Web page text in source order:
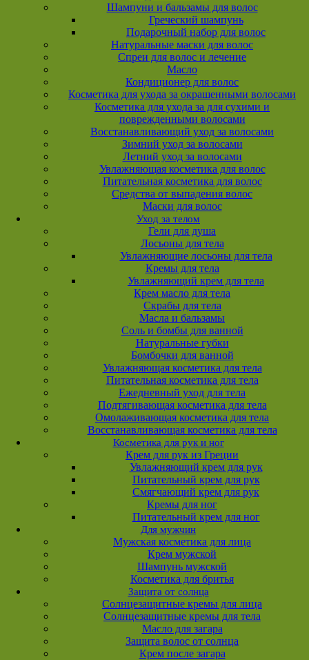
Шампуни и бальзамы для волос
Греческий шампунь
Подарочный набор для волос
Натуральные маски для волос
Спреи для волос и лечение
Масло
Кондиционер для волос
Косметика для ухода за окрашенными волосами
Косметика для ухода за для сухими и
поврежденными волосами
Восстанавливающий уход за волосами
Зимний уход за волосами
Летний уход за волосами
Увлажняющая косметика для волос
Питательная косметика для волос
Средства от выпадения волос
Маски для волос
Уход за телом
Гели для душа
Лосьоны для тела
Увлажняющие лосьоны для тела
Кремы для тела
Увлажняющий крем для тела
Крем масло для тела
Скрабы для тела
Масла и бальзамы
Соль и бомбы для ванной
Натуральные губки
Бомбочки для ванной
Увлажняющая косметика для тела
Питательная косметика для тела
Ежедневный уход для тела
Подтягивающая косметика для тела
Омолаживающая косметика для тела
Восстанавливающая косметика для тела
Косметика для рук и ног
Крем для рук из Греции
Увлажняющий крем для рук
Питательный крем для рук
Смягчающий крем для рук
Кремы для ног
Питательный крем для ног
Для мужчин
Мужская косметика для лица
Крем мужской
Шампунь мужской
Косметика для бритья
Защита от солнца
Солнцезащитные кремы для лица
Солнцезащитные кремы для тела
Масло для загара
Защита волос от солнца
Крем после загара